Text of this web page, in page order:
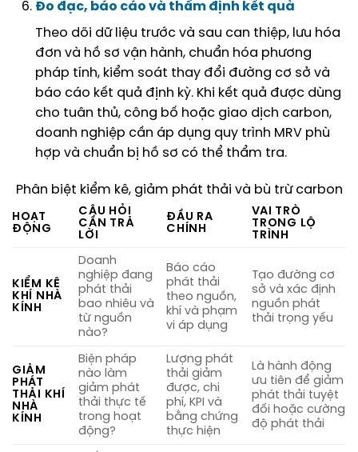
Đo đạc, báo cáo và thẩm định kết quả
Theo dõi dữ liệu trước và sau can thiệp, lưu hóa
đơn và hồ sơ vận hành, chuẩn hóa phương
pháp tính, kiểm soát thay đổi đường cơ sở và
báo cáo kết quả định kỳ. Khi kết quả được dùng
cho tuân thủ, công bố hoặc giao dịch carbon,
doanh nghiệp cần áp dụng quy trình MRV phù
hợp và chuẩn bị hồ sơ có thể thẩm tra.
Phân biệt kiểm kê, giảm phát thải và bù trừ carbon
HOẠT
ĐỘNG
CÂU HỎI
CẦN TRẢ
LỜI
ĐẦU RA
CHÍNH
VAI TRÒ
TRONG LỘ
TRÌNH
KIỂM KÊ
KHÍ NHÀ
KÍNH
Doanh
nghiệp đang
phát thải
bao nhiêu và
từ nguồn
nào?
Báo cáo
phát thải
theo nguồn,
khí và phạm
vi áp dụng
Tạo đường cơ
sở và xác định
nguồn phát
thải trọng yếu
GIẢM
PHÁT
THẢI KHÍ
NHÀ
KÍNH
Biện pháp
nào làm
giảm phát
thải thực tế
trong hoạt
động?
Lượng phát
thải giảm
được, chi
phí, KPI và
bằng chứng
thực hiện
Là hành động
ưu tiên để giảm
phát thải tuyệt
đối hoặc cường
độ phát thải